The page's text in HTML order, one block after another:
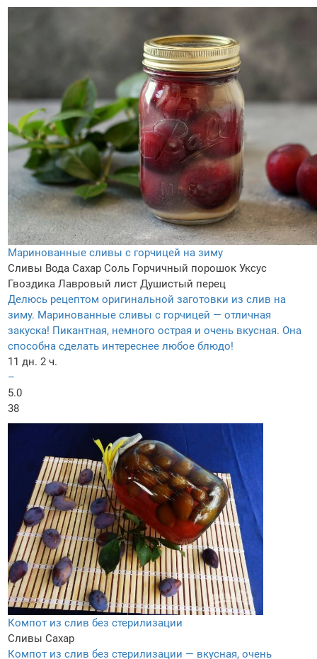
Маринованные сливы с горчицей на зиму
Сливы Вода Сахар Соль Горчичный порошок Уксус
Гвоздика Лавровый лист Душистый перец
Делюсь рецептом оригинальной заготовки из слив на
зиму. Маринованные сливы с горчицей — отличная
закуска! Пикантная, немного острая и очень вкусная. Она
способна сделать интереснее любое блюдо!
11 дн. 2 ч.
–
5.0
38
Компот из слив без стерилизации
Сливы Сахар
Компот из слив без стерилизации — вкусная, очень